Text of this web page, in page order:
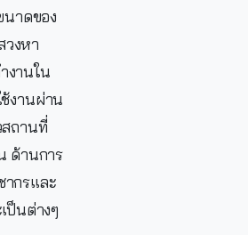
าดของ
วงหา
งานใน
งานผ่าน
สถานที่
ด้านการ
ากรและ
ป็นต่างๆ